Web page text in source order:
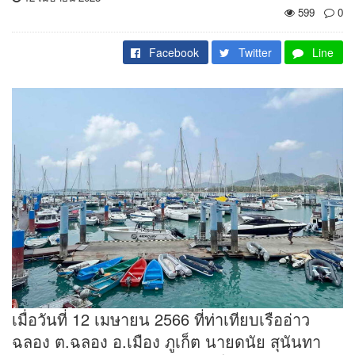
599
0
Facebook Twitter Line
เมื่อวันที่ 12 เมษายน 2566 ที่ท่าเทียบเรืออ่าว
ฉลอง ต.ฉลอง อ.เมือง ภูเก็ต นายดนัย สุนันทา